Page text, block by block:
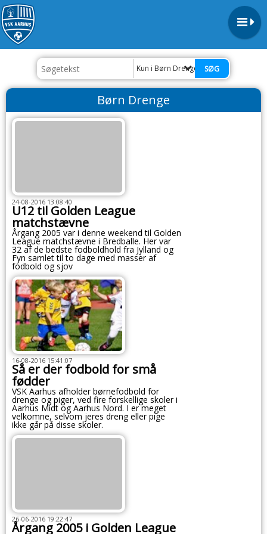
Kun i Børn Drenge
Børn Drenge
24-08-2016 13:08:40
U12 til Golden League
matchstævne
Årgang 2005 var i denne weekend til Golden
League matchstævne i Bredballe. Her var
32 af de bedste fodboldhold fra Jylland og
Fyn samlet til to dage med masser af
fodbold og sjov
16-08-2016 15:41:07
Så er der fodbold for små
fødder
VSK Aarhus afholder børnefodbold for
drenge og piger, ved fire forskellige skoler i
Aarhus Midt og Aarhus Nord. I er meget
velkomne, selvom jeres dreng eller pige
ikke går på disse skoler.
26-06-2016 19:22:47
Årgang 2005 i Golden League